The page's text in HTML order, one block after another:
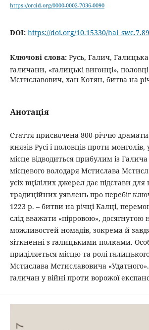
https://orcid.org/0000-0002-7036-0090
DOI: https://doi.org/10.15330/
Ключові слова: Русь, Галич,
галичани, «галицькі вигонці»,
Мстиславович, хан Котян, битва на
Анотація
Стаття присвячена 800-річчю
князів Русі і половців проти
місце відводиться прибулим із Галича
місцевого володаря Мстислава
усіх вцілілих джерел дає підстави для
традиційних уявлень про перебіг
1223 р. – битви на річці Калці,
слід вважати «пірровою», досягнутою
можливостей номадів, зокрема й
зіткненні з галицькими полками.
приділяється місцю та ролі
Мстислава Мстиславовича
галичан у війні проти ворожої